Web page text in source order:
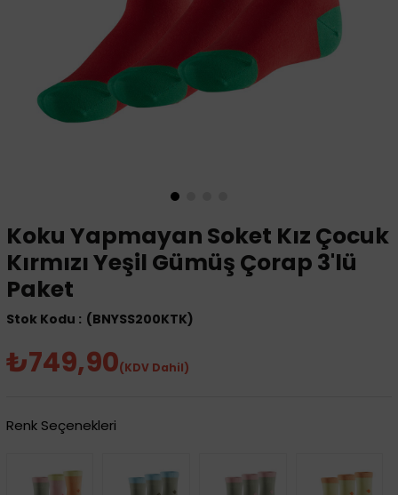
Koku Yapmayan Soket Kız Çocuk
Kırmızı Yeşil Gümüş Çorap 3'lü
Paket
(BNYSS200KTK)
₺749,90(KDV Dahil)
Renk Seçenekleri